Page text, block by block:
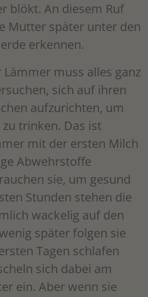
blökt. An diesem Ruf
Mutter später unter den
erkennen.
muss alles ganz
sich auf ihren
aufzurichten, um
trinken. Das ist
mit der ersten Milch
Abwehrstoffe
sie, um gesund
Stunden stehen die
wackelig auf den
später folgen sie
Tagen schlafen
sich dabei am
ein. Aber wenn sie